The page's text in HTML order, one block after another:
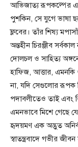
আভিজাত্য রূপকল্পের
পুশকিন, সে যুগে ভাষা
ফ্লবের। তাঁর শিষ্য
অন্তহীন চিরঞ্জীব
দোলচল ও সাহিত্য
হাফিজ, আত্তার, এমনকি
না, যদি সেগুলোর রূপক
পদাবলীতেও তাই এবং
এমনভাবে মিশে গেছে
হৃদয়মণ এক অদ্ভুত
স্বাতন্ত্রবাদে গভীর